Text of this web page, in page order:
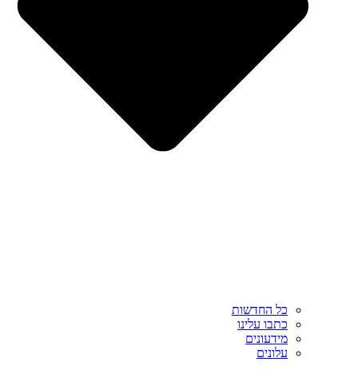
כל החדשות
כתבו עלינו
מידעונים
עלונים